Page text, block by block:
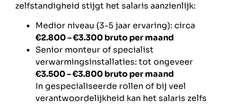
zelfstandigheid stijgt het salaris aanzienlijk:
Medior niveau (3-5 jaar ervaring): circa
€2.800 – €3.300 bruto per maand
Senior monteur of specialist
verwarmingsinstallaties: tot ongeveer
€3.500 – €3.800 bruto per maand
In gespecialiseerde rollen of bij veel
verantwoordelijkheid kan het salaris zelfs